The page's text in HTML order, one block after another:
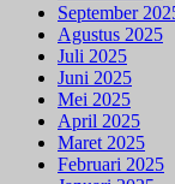
September
Agustus 2025
Juli 2025
Juni 2025
Mei 2025
April 2025
Maret 2025
Februari 2025